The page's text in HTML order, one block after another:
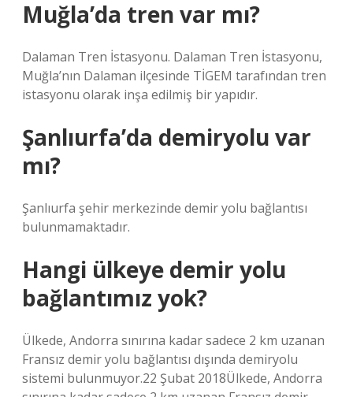
Muğla’da tren var mı?
Dalaman Tren İstasyonu. Dalaman Tren İstasyonu,
Muğla’nın Dalaman ilçesinde TİGEM tarafından tren
istasyonu olarak inşa edilmiş bir yapıdır.
Şanlıurfa’da demiryolu var
mı?
Şanlıurfa şehir merkezinde demir yolu bağlantısı
bulunmamaktadır.
Hangi ülkeye demir yolu
bağlantımız yok?
Ülkede, Andorra sınırına kadar sadece 2 km uzanan
Fransız demir yolu bağlantısı dışında demiryolu
sistemi bulunmuyor.22 Şubat 2018Ülkede, Andorra